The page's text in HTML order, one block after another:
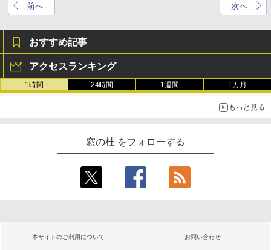
前へ 次へ
おすすめ記事
アクセスランキング
1時間 24時間 1週間 1カ月
もっと見る
窓の杜 をフォローする
本サイトのご利用について お問い合わせ